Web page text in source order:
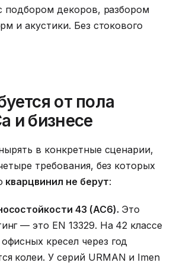
подбором декоров, разбором
и акустики. Без стокового
от пола
и бизнесе
в конкретные сценарии,
требования, без которых
кварцвинил не берут:
43 (AC6). Это
— это EN 13329. На 42 классе
кресел через год
колеи. У серий URMAN и Imen